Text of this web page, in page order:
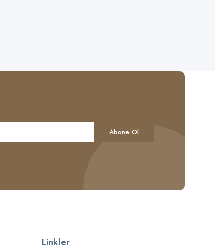
Linkler